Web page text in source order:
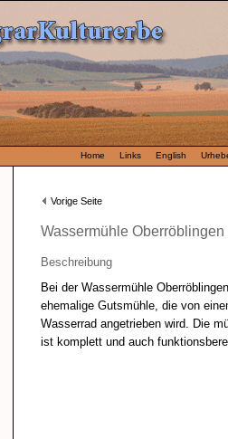
Home Links English
Vorige Seite
Wassermühle Oberröblingen
Beschreibung
Bei der Wassermühle
ehemalige Gutsmühle, die von
Wasserrad angetrieben wird. Die
ist komplett und auch